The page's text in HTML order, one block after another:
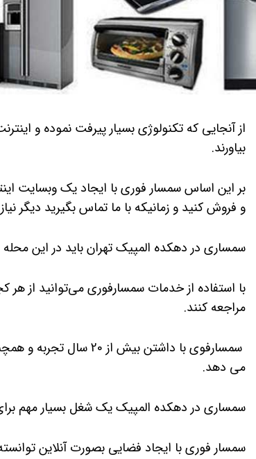
از آنجایی که تکنولوژی بسیار پیرفت نموده و
بیاورند.
بر این اساس سمسار فوری با ایجاد یک وبسایت
و فروش کنید و زمانیکه با ما تماس بگیرید دیگر
سمساری در دهکده المپیک تهران باید در این
با استفاده از خدمات سمسارفوری می‌توانید از
مراجعه کنند.
سمسارفوی با داشتن
می دهد.
سمساری در دهکده المپیک یک شغل بسیار مهم
سمسار فوری با ایجاد فضایی بصورت آنلاین